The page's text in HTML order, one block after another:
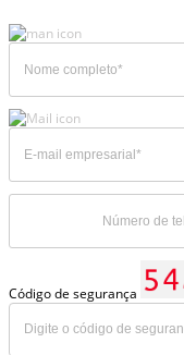
Código de segurança